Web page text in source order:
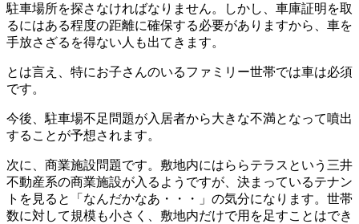
駐車場所を探さなければなりません。しかし、車庫証明を取
るにはある程度の距離に確保する必要がありますから、車を
手放さざるを得ない人も出てきます。
とは言え、特にお子さんのいるファミリー世帯では車は必須
です。
今後、駐車場不足問題が入居者から大きな不満となって噴出
することが予想されます。
次に、商業施設問題です。敷地内にはららテラスという三井
不動産系の商業施設が入るようですが、決まっているテナン
トを見ると「なんだかなあ・・・」の気分になります。世帯
数に対して規模も小さく、敷地内だけで用を足すことはでき